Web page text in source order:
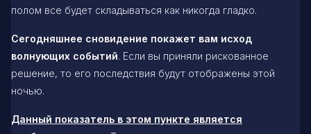
полом все будет складываться как никогда гладко.
Сегодняшнее сновидение покажет вам исход
волнующих событий. Если вы приняли рискованное
решение, то его последствия будут отображены этой
ночью.
Данный показатель в этом пункте является